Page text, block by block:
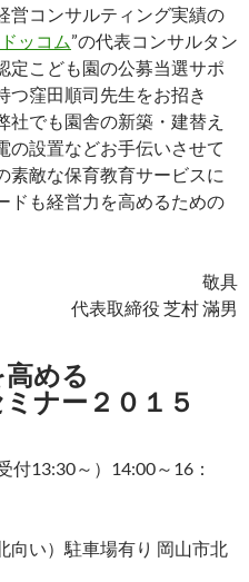
営コンサルティング実績の
ッコム”の代表コンサルタン
定こども園の公募当選サポ
つ窪田順司先生をお招き
社でも園舎の新築・建替え
の設置などお手伝いさせて
素敵な保育教育サービスに
ドも経営力を高めるための
敬具
代表取締役 芝村 滿男
める
ナー２０１５
付13:30～）14:00～16：
向い）駐車場有り 岡山市北